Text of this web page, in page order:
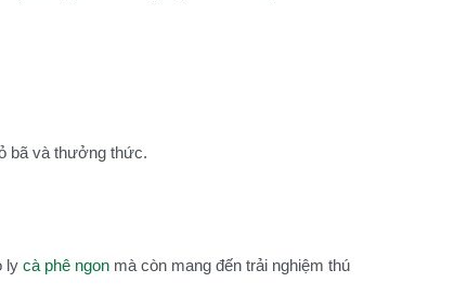
bã và thưởng thức.
ly cà phê ngon mà còn mang đến trải nghiệm thú